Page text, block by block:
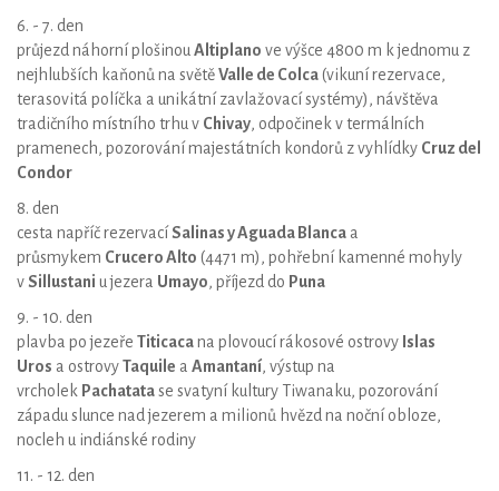
6. - 7. den
průjezd náhorní plošinou Altiplano ve výšce 4800 m k jednomu z
nejhlubších kaňonů na světěValle de Colca(vikuní rezervace,
terasovitá políčka a unikátní zavlažovací systémy), návštěva
tradičního místního trhu v Chivay, odpočinek v termálních
pramenech, pozorování majestátních kondorů z vyhlídky Cruz del
Condor
8. den
cesta napříč rezervacíSalinas y Aguada Blanca a
průsmykem Crucero Alto (4471 m), pohřební kamenné mohyly
v Sillustani u jezera Umayo, příjezd do Puna
9. - 10. den
plavba po jezeře Titicacana plovoucí rákosové ostrovy Islas
Uros a ostrovyTaquile a Amantaní, výstup na
vrcholek Pachatatase svatyní kultury Tiwanaku, pozorování
západu slunce nad jezerem a milionů hvězd na noční obloze,
nocleh u indiánské rodiny
11. - 12. den